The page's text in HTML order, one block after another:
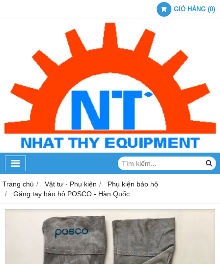
GIỎ HÀNG (0)
Trang chủ Vật tư - Phụ kiện
Phụ kiện bảo hộ
Găng tay bảo hộ POSCO - Hàn Quốc